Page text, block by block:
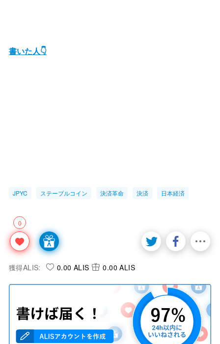
書いた人👇
JPYC ステーブルコイン 決済革命 決済 日本経済
0
獲得ALIS: 0.00 ALIS 0.00 ALIS